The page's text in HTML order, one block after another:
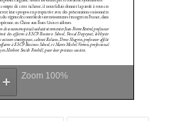
Zoom 100%